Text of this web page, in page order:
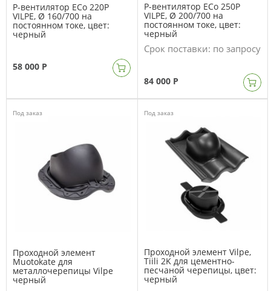
P-вентилятор ECo 220P
VILPE, Ø 160/700 на
постоянном токе, цвет:
черный
58 000 Р
P-вентилятор ECo 250P
VILPE, Ø 200/700 на
постоянном токе, цвет:
черный
Срок поставки: по запросу
84 000 Р
Под заказ
Проходной элемент
Muotokate для
металлочерепицы Vilpe
черный
Под заказ
Проходной элемент Vilpe,
Tiili 2K для цементно-
песчаной черепицы, цвет:
черный